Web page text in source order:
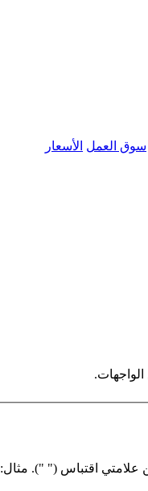
سوق العمل الأسعار
اقتباس (" "). مثال: